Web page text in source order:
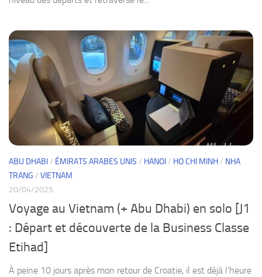
ABU DHABI/ ÉMIRATS ARABES UNIS / HANOI/ HO CHI MINH/ NHA
TRANG / VIETNAM
20/04/2025
Voyage au Vietnam (+ Abu Dhabi) en solo [J1
: Départ et découverte de la Business Classe
Etihad]
À peine 10 jours après mon retour de Croatie, il est déjà l’heure